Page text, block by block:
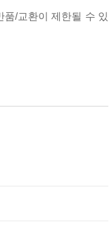
/교환이 제한될 수 있